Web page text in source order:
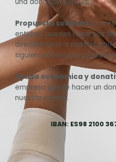
Propuesta solidaria: Si
entidad, puedes hacernos
directamente a nuestro
siguiente formulario.
Ayuda económica y
empresa puede hacer un
nuestra cuenta.
IBAN: ES98 2100